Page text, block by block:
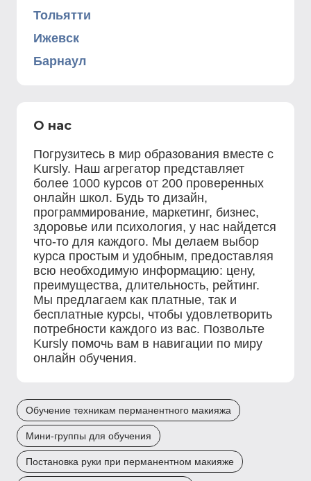
Тольятти
Ижевск
Барнаул
О нас
Погрузитесь в мир образования вместе с
Kursly. Наш агрегатор представляет
более 1000 курсов от 200 проверенных
онлайн школ. Будь то дизайн,
программирование, маркетинг, бизнес,
здоровье или психология, у нас найдется
что-то для каждого. Мы делаем выбор
курса простым и удобным, предоставляя
всю необходимую информацию: цену,
преимущества, длительность, рейтинг.
Мы предлагаем как платные, так и
бесплатные курсы, чтобы удовлетворить
потребности каждого из вас. Позвольте
Kursly помочь вам в навигации по миру
онлайн обучения.
Обучение техникам перманентного макияжа
Мини-группы для обучения
Постановка руки при перманентном макияже